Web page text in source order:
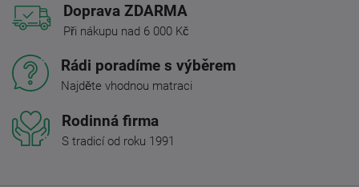
Doprava ZDARMA
Při nákupu nad 6 000 Kč
Rádi poradíme s výběrem
Najděte vhodnou matraci
Rodinná firma
S tradicí od roku 1991